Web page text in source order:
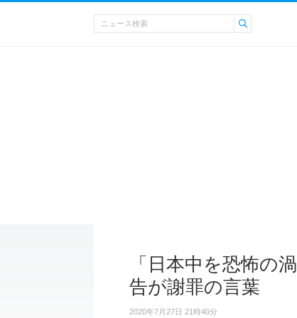
「日本中を恐怖の
告が謝罪の言葉
2020年7月27日 21時40分